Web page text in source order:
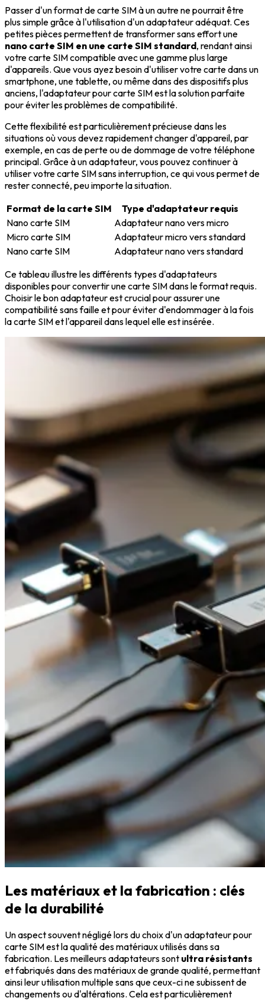
Passer d'un format de carte SIM à un autre ne pourrait être
plus simple grâce à l'utilisation d'un adaptateur adéquat. Ces
petites pièces permettent de transformer sans effort une
nano carte SIM en une carte SIM standard, rendant ainsi
votre carte SIM compatible avec une gamme plus large
d'appareils. Que vous ayez besoin d'utiliser votre carte dans un
smartphone, une tablette, ou même dans des dispositifs plus
anciens, l'adaptateur pour carte SIM est la solution parfaite
pour éviter les problèmes de compatibilité.
Cette flexibilité est particulièrement précieuse dans les
situations où vous devez rapidement changer d'appareil, par
exemple, en cas de perte ou de dommage de votre téléphone
principal. Grâce à un adaptateur, vous pouvez continuer à
utiliser votre carte SIM sans interruption, ce qui vous permet de
rester connecté, peu importe la situation.
Format de la carte SIM
Type d'adaptateur requis
Nano carte SIM
Adaptateur nano vers micro
Micro carte SIM
Adaptateur micro vers standard
Nano carte SIM
Adaptateur nano vers standard
Ce tableau illustre les différents types d'adaptateurs
disponibles pour convertir une carte SIM dans le format requis.
Choisir le bon adaptateur est crucial pour assurer une
compatibilité sans faille et pour éviter d'endommager à la fois
la carte SIM et l'appareil dans lequel elle est insérée.
Les matériaux et la fabrication : clés
de la durabilité
Un aspect souvent négligé lors du choix d'un adaptateur pour
carte SIM est la qualité des matériaux utilisés dans sa
fabrication. Les meilleurs adaptateurs sont ultra résistants
et fabriqués dans des matériaux de grande qualité, permettant
ainsi leur utilisation multiple sans que ceux-ci ne subissent de
changements ou d'altérations. Cela est particulièrement